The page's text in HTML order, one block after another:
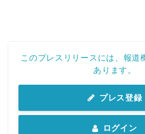
このプレスリリースには、報道
あります。
プレス登録
ログイン